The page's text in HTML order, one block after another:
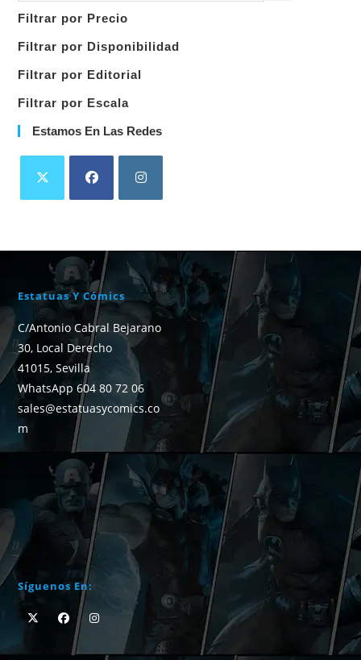
categoría
Filtrar por Precio
Filtrar por Disponibilidad
Filtrar por Editorial
Filtrar por Escala
Estamos En Las Redes
Estatuas Y Cómics
C/Antonio Cabral Bejarano
30, Local Derecho
41015, Sevilla
WhatsApp 604 80 72 06
sales@estatuasycomics.co
m
Síguenos En: